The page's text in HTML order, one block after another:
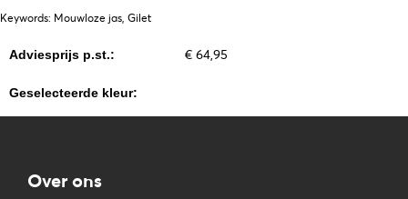
Keywords: Mouwloze jas, Gilet
Adviesprijs p.st.: € 64,95
Geselecteerde kleur:
Over ons